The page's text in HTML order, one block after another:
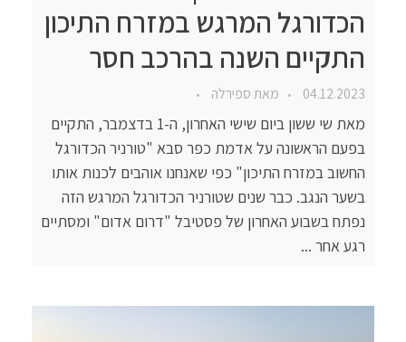
הכדורגל המרגש במזרח התיכון
התקיים השנה בהרכב חסר
04.12.2023 מאתספירלה
מאת שי ששון ביום שישי האחרון, ה-1 בדצמבר, התקיים
בפעם הראשונה על אדמת כפר סבא "טורניר הכדורגל
החשוב במזרח התיכון" כפי שאנחנו אוהבים לכנות אותו
בשער הנגב. כבר שנים שטורניר הכדורגל המרגש הזה
נפתח בשבוע האחרון של פסטיבל "דרום אדום" ומסתיים
רגע אחר ...